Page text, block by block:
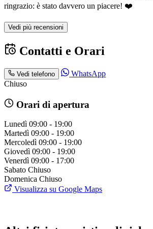
ringrazio: è stato davvero un piacere! ❤️
Vedi più recensioni
Contatti e Orari
Vedi telefono
WhatsApp
Chiuso
Orari di apertura
Lunedì 09:00 - 19:00
Martedì 09:00 - 19:00
Mercoledì 09:00 - 19:00
Giovedì 09:00 - 19:00
Venerdì 09:00 - 17:00
Sabato Chiuso
Domenica Chiuso
Visualizza su Google Maps